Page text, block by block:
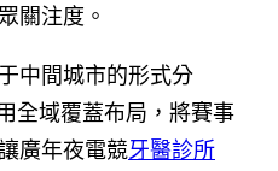
關注度。
中間城市的形式分
全域覆蓋布局，將賽事
廣年夜電競牙醫診所